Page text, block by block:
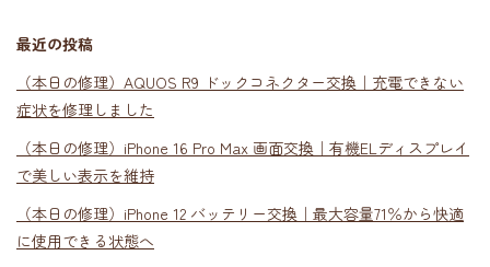
最近の投稿
（本日の修理）AQUOS R9 ドックコネクター交換｜充電できない
症状を修理しました
（本日の修理）iPhone 16 Pro Max 画面交換｜有機ELディスプレイ
で美しい表示を維持
（本日の修理）iPhone 12 バッテリー交換｜最大容量71％から快適
に使用できる状態へ